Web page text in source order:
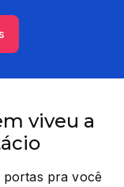
viveu a
portas pra você